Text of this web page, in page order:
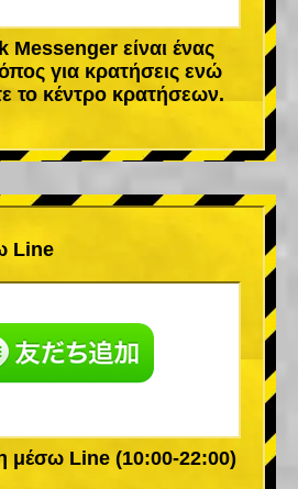
Messenger είναι ένας
για κρατήσεις ενώ
το κέντρο κρατήσεων.
Line
μέσω Line (10:00-22:00)